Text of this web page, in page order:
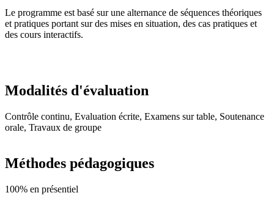
Le programme est basé sur une alternance de séquences théoriques
et pratiques portant sur des mises en situation, des cas pratiques et
des cours interactifs.
Modalités d'évaluation
Contrôle continu, Evaluation écrite, Examens sur table, Soutenance
orale, Travaux de groupe
Méthodes pédagogiques
100% en présentiel